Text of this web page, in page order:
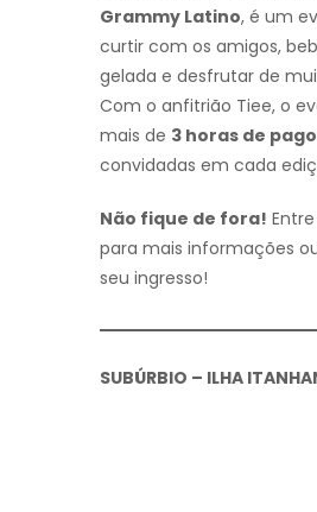
Grammy Latino, é um
curtir com os amigos,
gelada e desfrutar de
Com o anfitrião Tiee, o
mais de 3 horas de
convidadas em cada
Não fique de fora!
para mais informações
seu ingresso!
SUBÚRBIO – ILHA